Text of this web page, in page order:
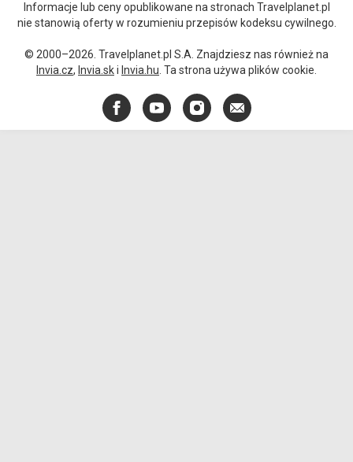
Informacje lub ceny opublikowane na stronach Travelplanet.pl
nie stanowią oferty w rozumieniu przepisów kodeksu cywilnego.
© 2000–2026. Travelplanet.pl S.A. Znajdziesz nas również na
Invia.cz, Invia.ski Invia.hu . Ta strona używa plików cookie.
FacebookYouTubeInstagram
E-
mail